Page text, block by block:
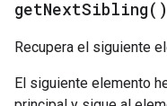
getNextSibling( )
Recupera el siguiente
El siguiente elemento